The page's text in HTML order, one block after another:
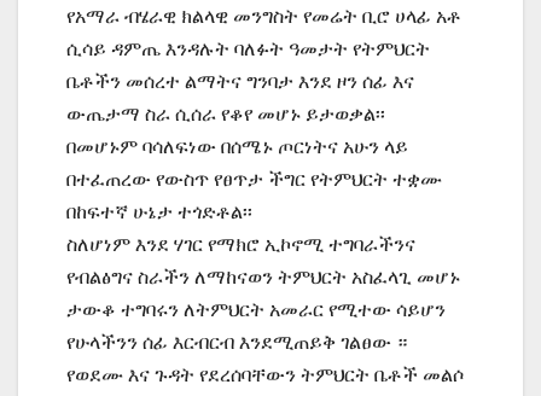
የአማራ ብሄራዊ ክልላዊ መንግስት የመሬት ቢሮ ሀላፊ አቶ
ሲሳይ ዳምጤ እንዳሉት ባለፉት ዓመታት የትምህርት
ቤቶችን መሰረተ ልማትና ግንባታ እንደ ዞን ሰፊ እና
ውጤታማ ስራ ሲሰራ የቆየ መሆኑ ይታወቃል፡፡
በመሆኑም ባሳለፍነው በሰሜኑ ጦርነትና አሁን ላይ
በተፈጠረው የውስጥ የፀጥታ ችግር የትምህርት ተቋሙ
በከፍተኛ ሁኔታ ተጎድቶል፡፡
ስለሆነም እንደ ሃገር የማክሮ ኢኮኖሚ ተግባራችንና
የብልፅግና ስራችን ለማከናወን ትምህርት አስፈላጊ መሆኑ
ታውቆ ተግባሩን ለትምህርት አመራር የሚተው ሳይሆን
የሁላችንን ሰፊ እርብርብ እንደሚጠይቅ ገልፀው ።
የወደሙ እና ጉዳት የደረሰባቸውን ትምህርት ቤቶች መልሶ